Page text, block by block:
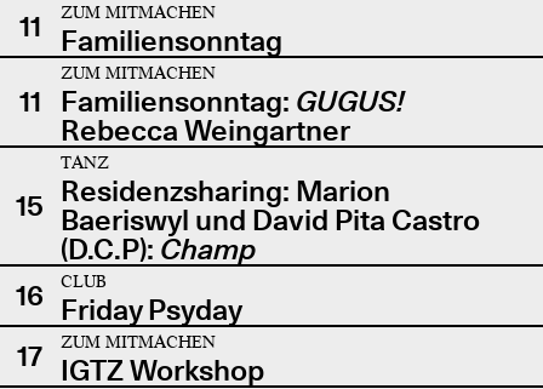
11
ZUM MITMACHEN
Familiensonntag
11
ZUM MITMACHEN
Familiensonntag: GUGUS!
Rebecca Weingartner
15
TANZ
Residenzsharing: Marion
Baeriswyl und David Pita Castro
(D.C.P): Champ
16
CLUB
Friday Psyday
17
ZUM MITMACHEN
IGTZ Workshop